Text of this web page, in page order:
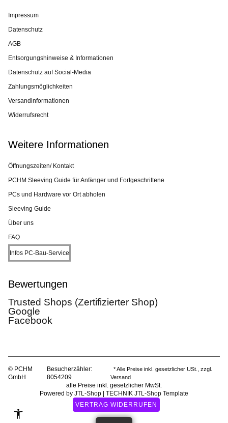
Impressum
Datenschutz
AGB
Entsorgungshinweise & Informationen
Datenschutz auf Social-Media
Zahlungsmöglichkeiten
Versandinformationen
Widerrufsrecht
Weitere Informationen
Öffnungszeiten/ Kontakt
PCHM Sleeving Guide für Anfänger und Fortgeschrittene
PCs und Hardware vor Ort abholen
Sleeving Guide
Über uns
FAQ
Infos PC-Bau-Service
Bewertungen
Trusted Shops (Zertifizierter Shop)
Google
Facebook
© PCHM
GmbH
Besucherzähler:
8054209
* Alle Preise inkl. gesetzlicher USt., zzgl.
Versand
alle Preise inkl. gesetzlicher MwSt.
Powered by JTL-Shop
TECHNIK JTL-Shop Template
VERTRAG WIDERRUFEN